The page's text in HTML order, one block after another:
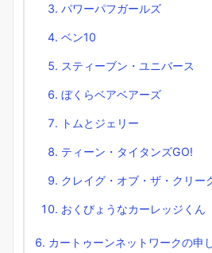
パワーパフガールズ
ベン10
スティーブン・ユニバース
ぼくらベアベアーズ
トムとジェリー
ティーン・タイタンズGO!
クレイグ・オブ・ザ・クリー
おくびょうなカーレッジくん
カートゥーンネットワークの申